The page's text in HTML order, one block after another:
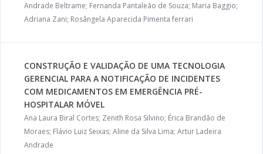
Andrade Beltrame; Fernanda Pantaleão de Souza; Maria Baggio;
Adriana Zani; Rosângela Aparecida Pimenta ferrari
CONSTRUÇÃO E VALIDAÇÃO DE UMA TECNOLOGIA
GERENCIAL PARA A NOTIFICAÇÃO DE INCIDENTES
COM MEDICAMENTOS EM EMERGÊNCIA PRÉ-
HOSPITALAR MÓVEL
Ana Laura Biral Cortes; Zenith Rosa Silvino; Érica Brandão de
Moraes; Flávio Luiz Seixas; Aline da Silva Lima; Artur Ladeira
Andrade